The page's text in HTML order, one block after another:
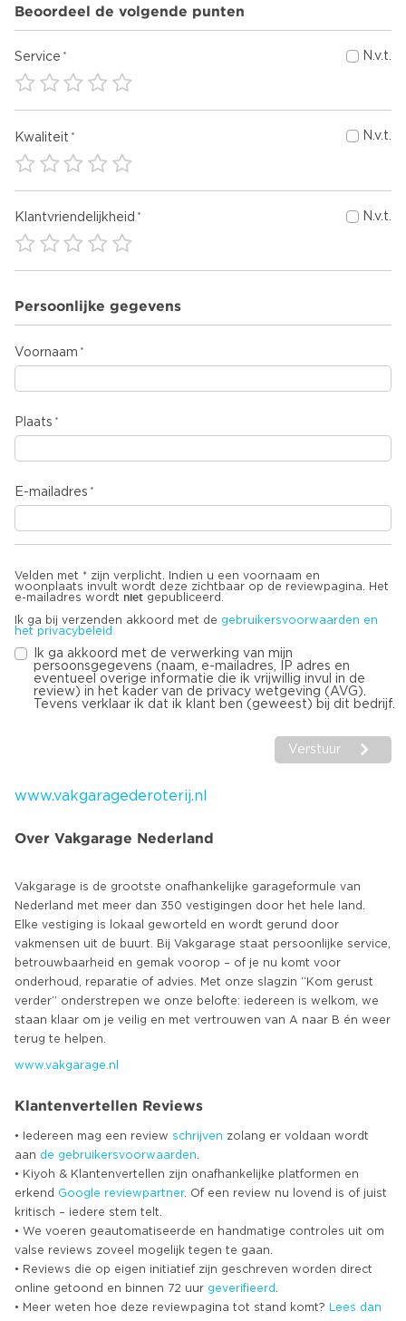
Beoordeel de volgende punten
Service N.v.t.
Kwaliteit N.v.t.
Klantvriendelijkheid N.v.t.
Persoonlijke gegevens
Voornaam
Plaats
E-mailadres
Velden met * zijn verplicht. Indien u een voornaam en
woonplaats invult wordt deze zichtbaar op de reviewpagina. Het
e-mailadres wordt niet gepubliceerd.
Ik ga bij verzenden akkoord met de gebruikersvoorwaarden en
het privacybeleid
Ik ga akkoord met de verwerking van mijn
persoonsgegevens (naam, e-mailadres, IP adres en
eventueel overige informatie die ik vrijwillig invul in de
review) in het kader van de privacy wetgeving (AVG).
Tevens verklaar ik dat ik klant ben (geweest) bij dit bedrijf.
Verstuur
www.vakgaragederoterij.nl
Over Vakgarage Nederland
Vakgarage is de grootste onafhankelijke garageformule van
Nederland met meer dan 350 vestigingen door het hele land.
Elke vestiging is lokaal geworteld en wordt gerund door
vakmensen uit de buurt. Bij Vakgarage staat persoonlijke service,
betrouwbaarheid en gemak voorop – of je nu komt voor
onderhoud, reparatie of advies. Met onze slagzin “Kom gerust
verder” onderstrepen we onze belofte: iedereen is welkom, we
staan klaar om je veilig en met vertrouwen van A naar B én weer
www.vakgarage.nl
Klantenvertellen Reviews
• Iedereen mag een review schrijven zolang er voldaan wordt
aan de gebruikersvoorwaarden
• Kiyoh & Klantenvertellen zijn onafhankelijke platformen en
erkend Google reviewpartner. Of een review nu lovend is of juist
kritisch – iedere stem telt.
• We voeren geautomatiseerde en handmatige controles uit om
valse reviews zoveel mogelijk tegen te gaan.
• Reviews die op eigen initiatief zijn geschreven worden direct
online getoond en binnen 72 uur geverifieerd
• Meer weten hoe deze reviewpagina tot stand komt?
Lees dan